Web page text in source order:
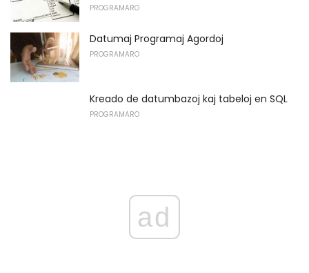
PROGRAMARO
Datumaj Programaj Agordoj
PROGRAMARO
Kreado de datumbazoj kaj tabeloj en SQL
PROGRAMARO
ad